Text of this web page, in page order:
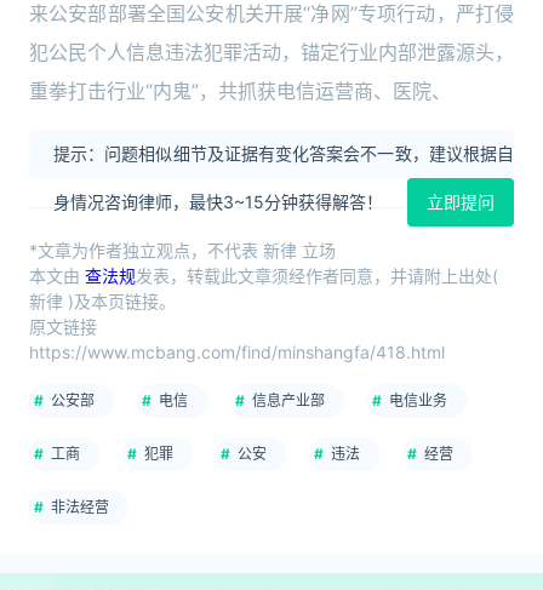
来公安部部署全国公安机关开展“净网”专项行动，严打侵
犯公民个人信息违法犯罪活动，锚定行业内部泄露源头，
重拳打击行业“内鬼”，共抓获电信运营商、医院、
提示：问题相似细节及证据有变化答案会不一致，建议根据自
身情况咨询律师，最快3~15分钟获得解答！ 立即提问
*文章为作者独立观点，不代表 新律 立场
本文由 查法规发表，转载此文章须经作者同意，并请附上出处(
新律 )及本页链接。
原文链接
https://www.mcbang.com/find/minshangfa/418.html
公安部 电信 信息产业部 电信业务
工商 犯罪 公安 违法 经营
非法经营